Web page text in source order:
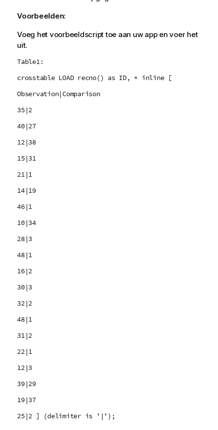
Voorbeelden:
Voeg het voorbeeldscript toe aan uw app en voer het
uit.
Table1:
crosstable LOAD recno() as ID, * inline [
Observation|Comparison
35|2
40|27
12|38
15|31
21|1
14|19
46|1
10|34
28|3
48|1
16|2
30|3
32|2
48|1
31|2
22|1
12|3
39|29
19|37
25|2 ] (delimiter is '|');